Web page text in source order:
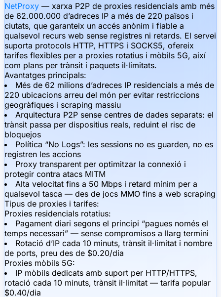
NetProxy — xarxa P2P de proxies residencials amb més
de 62.000.000 d’adreces IP a més de 220 països i
ciutats, que garanteix un accés anònim i fiable a
qualsevol recurs web sense registres ni retards. El servei
suporta protocols HTTP, HTTPS i SOCKS5, ofereix
tarifes flexibles per a proxies rotatius i mòbils 5G, així
com plans per trànsit i paquets il·limitats.
Avantatges principals:
Més de 62 milions d’adreces IP residencials a més de
220 ubicacions arreu del món per evitar restriccions
geogràfiques i scraping massiu
Arquitectura P2P sense centres de dades separats: el
trànsit passa per dispositius reals, reduint el risc de
bloquejos
Política “No Logs”: les sessions no es guarden, no es
registren les accions
Proxy transparent per optimitzar la connexió i
protegir contra atacs MITM
Alta velocitat fins a 50 Mbps i retard mínim per a
qualsevol tasca — des de jocs MMO fins a web scraping
Tipus de proxies i tarifes:
Proxies residencials rotatius:
Pagament diari segons el principi “pagues només el
temps necessari” — sense compromisos a llarg termini
Rotació d’IP cada 10 minuts, trànsit il·limitat i nombre
de ports, preu des de $0.20/dia
Proxies mòbils 5G:
IP mòbils dedicats amb suport per HTTP/HTTPS,
rotació cada 10 minuts, trànsit il·limitat — tarifa popular
$0.40/dia